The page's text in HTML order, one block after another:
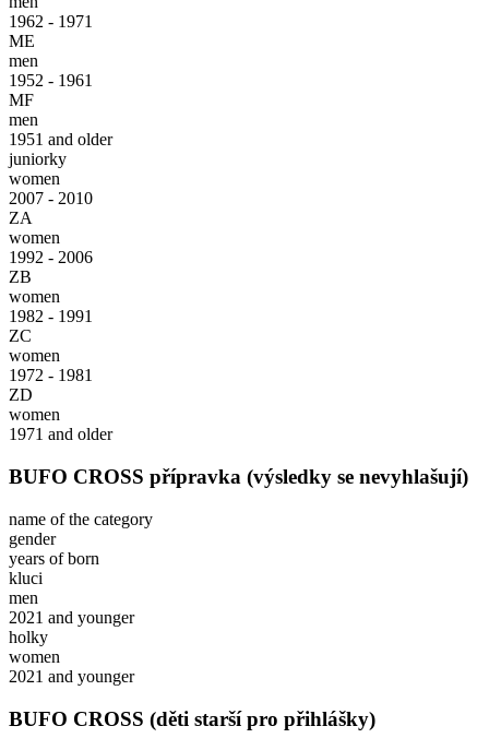
1962 - 1971
ME
men
1952 - 1961
MF
men
1951 and older
juniorky
women
2007 - 2010
ZA
women
1992 - 2006
ZB
women
1982 - 1991
ZC
women
1972 - 1981
ZD
women
1971 and older
BUFO CROSS přípravka (výsledky se nevyhlašují)
name of the category
gender
years of born
kluci
men
2021 and younger
holky
women
2021 and younger
BUFO CROSS (děti starší pro přihlášky)